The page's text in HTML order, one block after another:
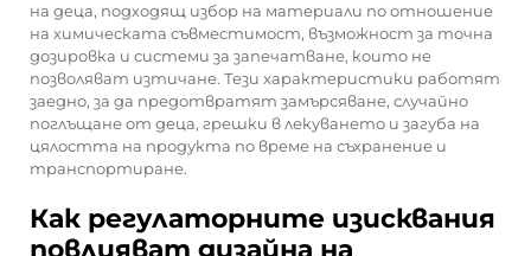
на деца, подходящ избор на материали по отношение
на химическата съвместимост, възможност за точна
дозировка и системи за запечатване, които не
позволяват изтичане. Тези характеристики работят
заедно, за да предотвратят замърсяване, случайно
поглъщане от деца, грешки в лекуването и загуба на
цялостта на продукта по време на съхранение и
транспортиране.
Как регулаторните изисквания